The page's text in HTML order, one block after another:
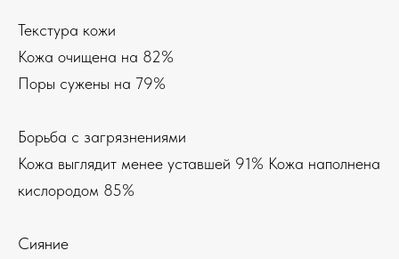
Текстура кожи
Кожа очищена на 82%
Поры сужены на 79%
Борьба с загрязнениями
Кожа выглядит менее уставшей 91% Кожа наполнена
кислородом 85%
Сияние